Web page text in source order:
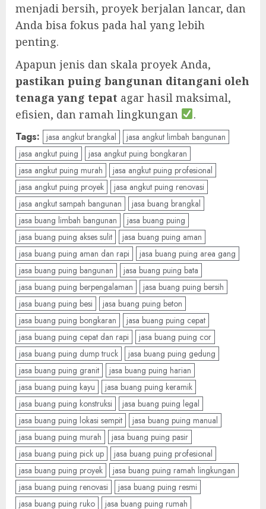
menjadi bersih, proyek berjalan lancar, dan
Anda bisa fokus pada hal yang lebih
penting.
Apapun jenis dan skala proyek Anda,
pastikan puing bangunan ditangani oleh
tenaga yang tepat agar hasil maksimal,
efisien, dan ramah lingkungan
.
Tags: jasa angkut brangkal
jasa angkut limbah bangunan
jasa angkut puing
jasa angkut puing bongkaran
jasa angkut puing murah
jasa angkut puing profesional
jasa angkut puing proyek
jasa angkut puing renovasi
jasa angkut sampah bangunan
jasa buang brangkal
jasa buang limbah bangunan
jasa buang puing
jasa buang puing akses sulit
jasa buang puing aman
jasa buang puing aman dan rapi
jasa buang puing area gang
jasa buang puing bangunan
jasa buang puing bata
jasa buang puing berpengalaman
jasa buang puing bersih
jasa buang puing besi
jasa buang puing beton
jasa buang puing bongkaran
jasa buang puing cepat
jasa buang puing cepat dan rapi
jasa buang puing cor
jasa buang puing dump truck
jasa buang puing gedung
jasa buang puing granit
jasa buang puing harian
jasa buang puing kayu
jasa buang puing keramik
jasa buang puing konstruksi
jasa buang puing legal
jasa buang puing lokasi sempit
jasa buang puing manual
jasa buang puing murah
jasa buang puing pasir
jasa buang puing pick up
jasa buang puing profesional
jasa buang puing proyek
jasa buang puing ramah lingkungan
jasa buang puing renovasi
jasa buang puing resmi
jasa buang puing ruko
jasa buang puing rumah